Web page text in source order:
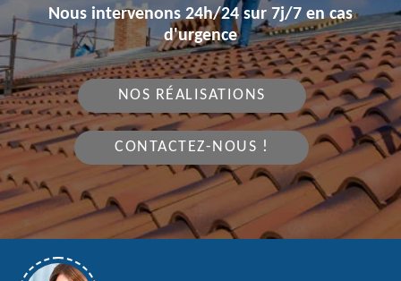
Nous intervenons 24h/24 sur 7j/7 en cas
d'urgence
NOS RÉALISATIONS
CONTACTEZ-NOUS !